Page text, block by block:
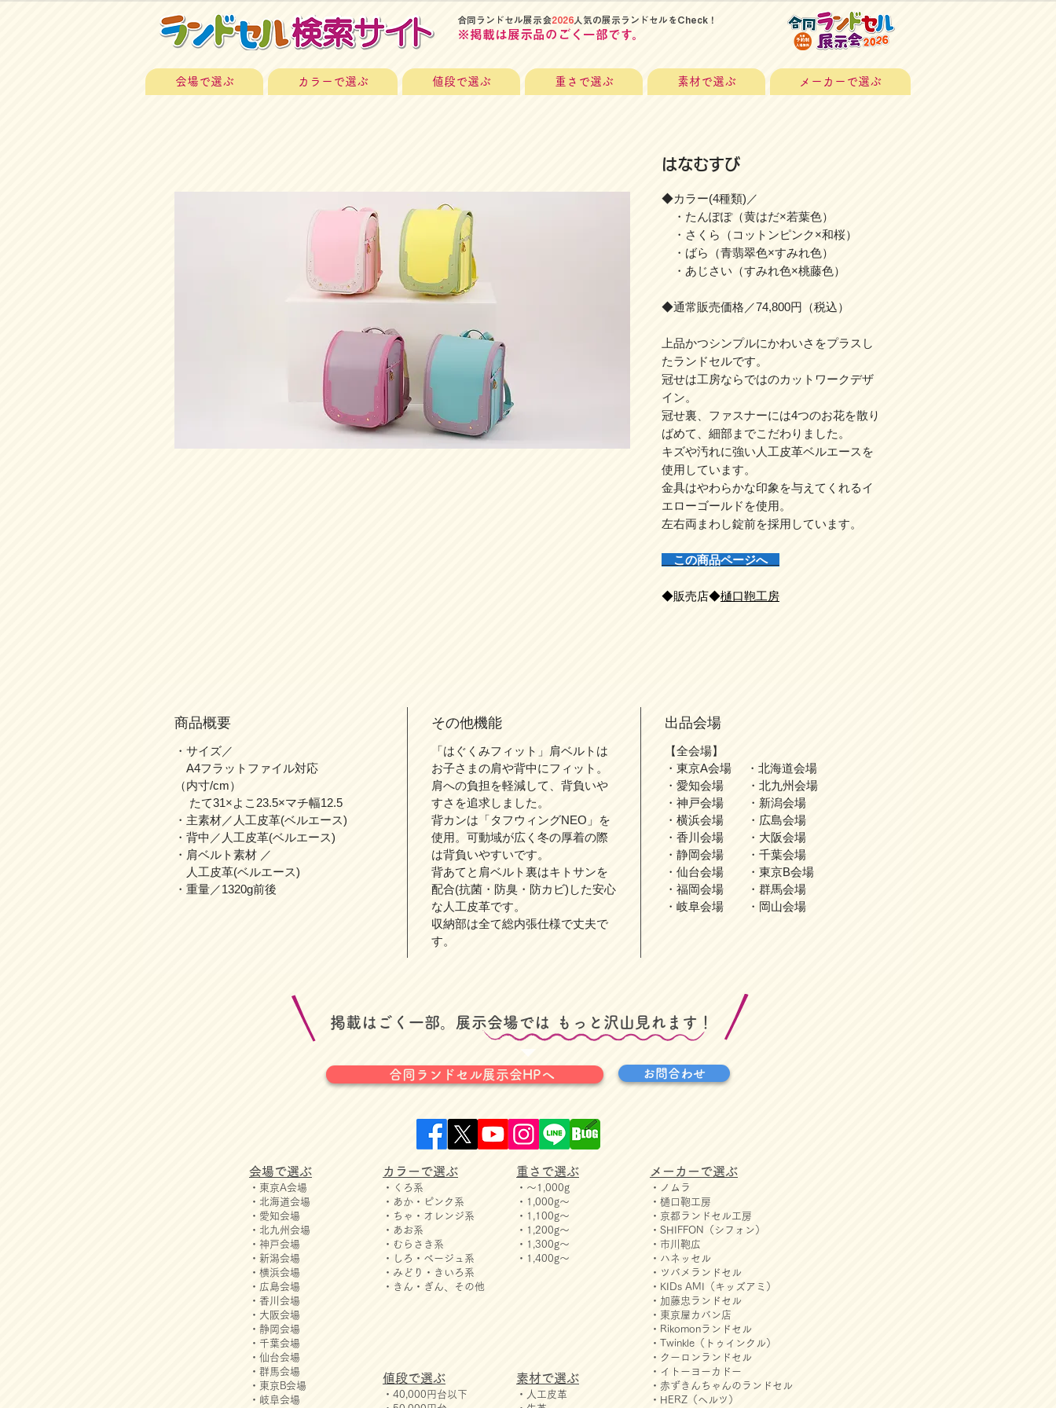
​合同ランドセル展示会2026 人気の展示ランドセルをCheck！
​※掲載は展示品のごく一部です。
会場で選ぶ カラーで選ぶ 値段で選ぶ 重さで選ぶ 素材で選ぶ メーカーで選ぶ
はなむすび
◆カラー(4種類)／
・たんぽぽ（黄はだ×若葉色）
・さくら（コットンピンク×和桜）
・ばら（青翡翠色×すみれ色）
・あじさい（すみれ色×桃藤色）
◆通常販売価格／74,800円（税込）
上品かつシンプルにかわいさをプラスし
たランドセルです。
冠せは工房ならではのカットワークデザ
イン。
冠せ裏、ファスナーには4つのお花を散り
ばめて、細部までこだわりました。
キズや汚れに強い人工皮革ベルエースを
使用しています。
金具はやわらかな印象を与えてくれるイ
エローゴールドを使用。
左右両まわし錠前を採用しています。
この商品ページへ
◆販売店◆樋口鞄工房
商品概要
・サイズ／
A4フラットファイル対応
（内寸/cm）
たて31×よこ23.5×マチ幅12.5
・主素材／人工皮革(ベルエース)
・背中／人工皮革(ベルエース)
・肩ベルト素材 ／
人工皮革(ベルエース)
・重量／1320g前後
その他機能
「はぐくみフィット」肩ベルトは
お子さまの肩や背中にフィット。
肩への負担を軽減して、背負いや
すさを追求しました。
背カンは「タフウィングNEO」を
使用。可動域が広く冬の厚着の際
は背負いやすいです。
背あてと肩ベルト裏はキトサンを
配合(抗菌・防臭・防カビ)した安心
な人工皮革です。
収納部は全て総内張仕様で丈夫で
す。
出品会場
【全会場】
・東京A会場 ・北海道会場
・愛知会場 ・北九州会場
・神戸会場 ・新潟会場
・横浜会場 ・広島会場
・香川会場 ・大阪会場
・静岡会場 ・千葉会場
・仙台会場 ・東京B会場
・福岡会場 ・群馬会場
・岐阜会場 ・岡山会場
​掲載はごく一部。展示会場では ​もっと沢山見れます！
合同ランドセル展示会HPへ お問合わせ
会場で選ぶ
・東京A会場
・北海道会場
・愛知会場
・北九州会場
・神戸会場
・新潟会場
・横浜会場
・広島会場
・香川会場
​・​大阪会場
・静岡会場
・千葉会場
・仙台会場
・群馬会場
・東京B会場
・岐阜会場
カラーで選ぶ
・くろ系
・あか・ピンク系
・ちゃ・オレンジ系
・あお系
・むらさき系
・しろ・ベージュ系
・みどり・きいろ系
・きん・ぎん、その他
値段で選ぶ
・40,000円台以下
重さで選ぶ
・～1,000g
・1,000g～
・1,100g～
・1,200g～
・1,300g～
・1,400g～
素材で選ぶ
・人工皮革
メーカーで選ぶ
・ノムラ
・樋口鞄工房
・京都ランドセル工房
・SHIFFON（シフォン）
・市川鞄広
・ハネッセル
・ツバメランドセル
・KIDs AMI（キッズアミ）
・加藤忠ランドセル
​・​東京屋カバン店
・Rikomonランドセル
・Twinkle（トゥインクル）
・クーロンランドセル
・イトーヨーカドー
・赤ずきんちゃんのランドセル
・HERZ（ヘルツ）